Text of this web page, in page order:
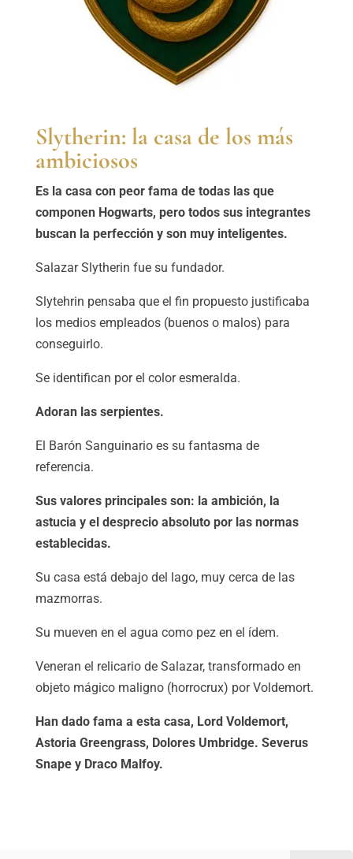
Slytherin: la casa de los más
ambiciosos
Es la casa con peor fama de todas las que
componen Hogwarts, pero todos sus integrantes
buscan la perfección y son muy inteligentes.
Salazar Slytherin fue su fundador.
Slytehrin pensaba que el fin propuesto justificaba
los medios empleados (buenos o malos) para
conseguirlo.
Se identifican por el color esmeralda.
Adoran las serpientes.
El Barón Sanguinario es su fantasma de
referencia.
Sus valores principales son: la ambición, la
astucia y el desprecio absoluto por las normas
establecidas.
Su casa está debajo del lago, muy cerca de las
mazmorras.
Su mueven en el agua como pez en el ídem.
Veneran el relicario de Salazar, transformado en
objeto mágico maligno (horrocrux) por Voldemort.
Han dado fama a esta casa, Lord Voldemort,
Astoria Greengrass, Dolores Umbridge. Severus
Snape y Draco Malfoy.